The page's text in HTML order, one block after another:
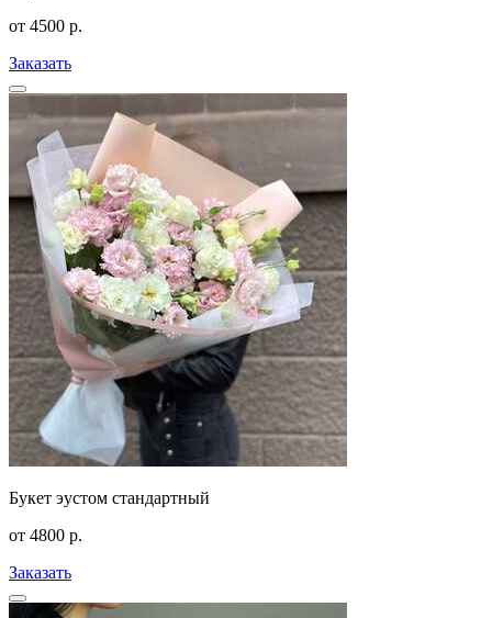
от 4500 р.
Заказать
Букет эустом стандартный
от 4800 р.
Заказать